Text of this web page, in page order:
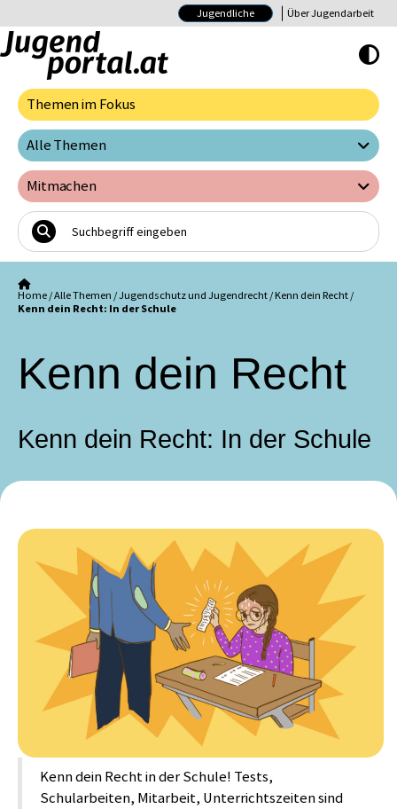
Jugendliche Über Jugendarbeit
Hoher Kontrast
Themen im Fokus
Alle Themen
Mitmachen
Home /Alle Themen /Jugendschutz und Jugendrecht /Kenn dein Recht /
Kenn dein Recht: In der Schule
Kenn dein Recht
Kenn dein Recht: In der Schule
Kenn dein Recht in der Schule! Tests,
Schularbeiten, Mitarbeit, Unterrichtszeiten sind